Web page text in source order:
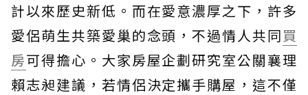
計以來歷史新低。而在愛意濃厚之下，許多
愛侶萌生共築愛巢的念頭，不過情人共同買
房可得擔心。大家房屋企劃研究室公關襄理
賴志昶建議，若情侶決定攜手購屋，這不僅